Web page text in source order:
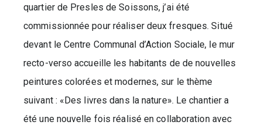
quartier de Presles de Soissons, j’ai été
commissionnée pour réaliser deux fresques. Situé
devant le Centre Communal d’Action Sociale, le mur
recto-verso accueille les habitants de de nouvelles
peintures colorées et modernes, sur le thème
suivant : «Des livres dans la nature». Le chantier a
été une nouvelle fois réalisé en collaboration avec